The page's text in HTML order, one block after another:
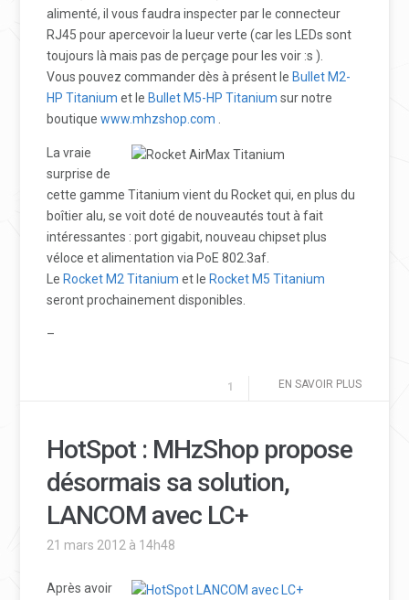
alimenté, il vous faudra inspecter par le connecteur
RJ45 pour apercevoir la lueur verte (car les LEDs sont
toujours là mais pas de perçage pour les voir :s ).
Vous pouvez commander dès à présent le Bullet M2-
HP Titanium et le Bullet M5-HP Titanium sur notre
boutiquewww.mhzshop.com
La vraie
surprise de
cette gamme Titanium vient du Rocket qui, en plus du
boîtier alu, se voit doté de nouveautés tout à fait
intéressantes : port gigabit, nouveau chipset plus
véloce et alimentation via PoE 802.3af.
Le Rocket M2 Titanium et le Rocket M5 Titanium
seront prochainement disponibles.
–
EN SAVOIR PLUS
1
HotSpot : MHzShop propose
désormais sa solution,
LANCOM avec LC+
21 mars 2012 à 14h48
Après avoir